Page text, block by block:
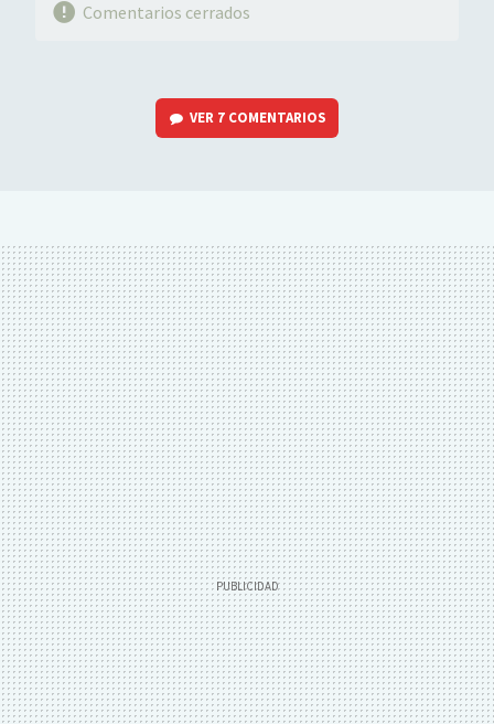
Comentarios cerrados
VER 7 COMENTARIOS